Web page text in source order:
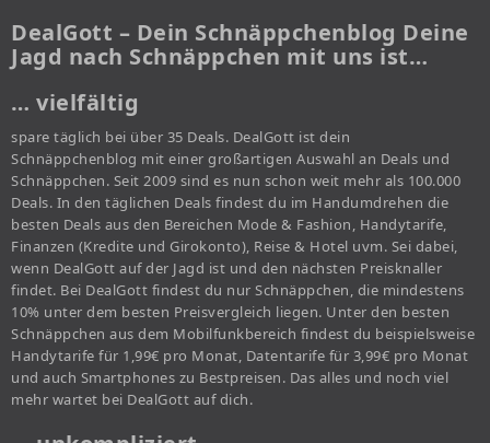
DealGott – Dein Schnäppchenblog Deine
Jagd nach Schnäppchen mit uns ist…
… vielfältig
spare täglich bei über 35 Deals. DealGott ist dein
Schnäppchenblog mit einer großartigen Auswahl an Deals und
Schnäppchen. Seit 2009 sind es nun schon weit mehr als 100.000
Deals. In den täglichen Deals findest du im Handumdrehen die
besten Deals aus den Bereichen Mode & Fashion, Handytarife,
Finanzen (Kredite und Girokonto), Reise & Hotel uvm. Sei dabei,
wenn DealGott auf der Jagd ist und den nächsten Preisknaller
findet. Bei DealGott findest du nur Schnäppchen, die mindestens
10% unter dem besten Preisvergleich liegen. Unter den besten
Schnäppchen aus dem Mobilfunkbereich findest du beispielsweise
Handytarife für 1,99€ pro Monat, Datentarife für 3,99€ pro Monat
und auch Smartphones zu Bestpreisen. Das alles und noch viel
mehr wartet bei DealGott auf dich.